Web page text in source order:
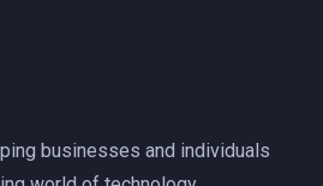
businesses and individuals